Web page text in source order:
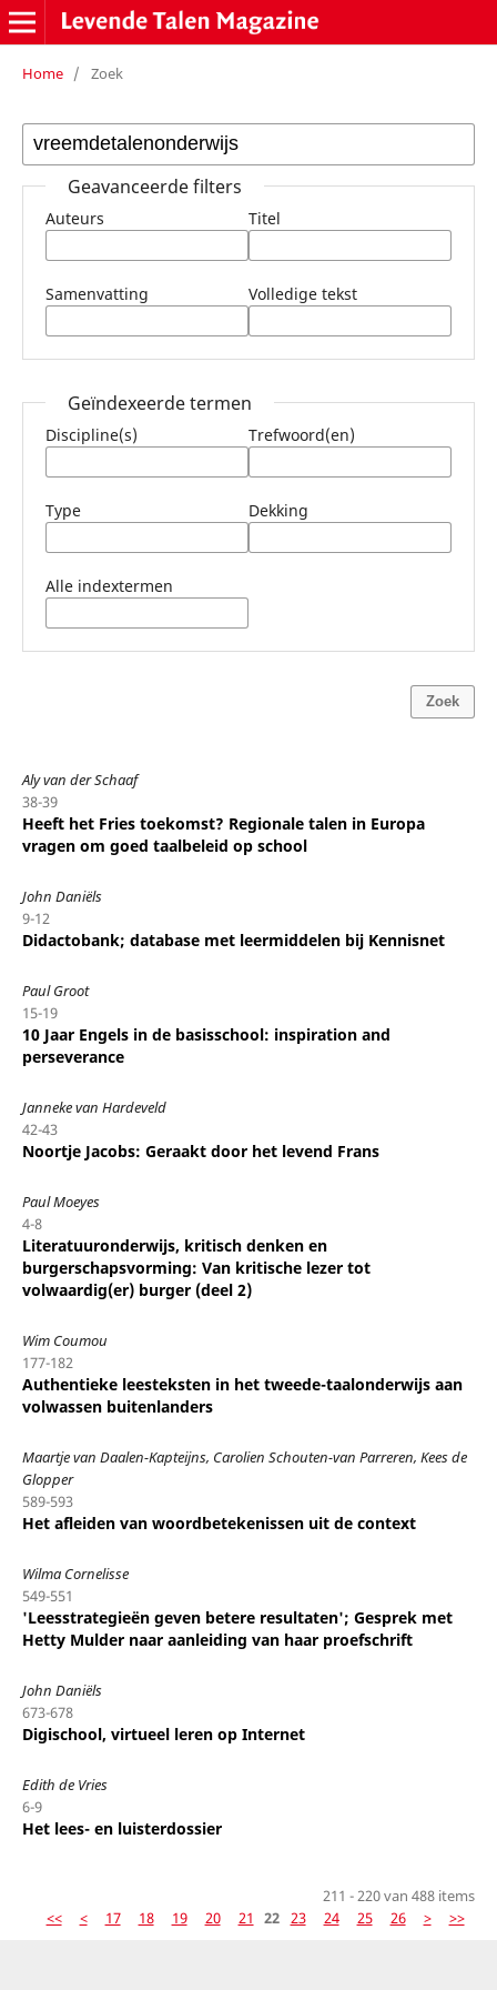
Home / Zoek
Geavanceerde filters
Auteurs Titel
Samenvatting Volledige tekst
Geïndexeerde termen
Discipline(s) Trefwoord(en)
Type Dekking
Alle indextermen
Zoek
Aly van der Schaaf
38-39
Heeft het Fries toekomst? Regionale talen in Europa
vragen om goed taalbeleid op school
John Daniëls
9-12
Didactobank; database met leermiddelen bij Kennisnet
Paul Groot
15-19
10 Jaar Engels in de basisschool: inspiration and
perseverance
Janneke van Hardeveld
42-43
Noortje Jacobs: Geraakt door het levend Frans
Paul Moeyes
4-8
Literatuuronderwijs, kritisch denken en
burgerschapsvorming: Van kritische lezer tot
volwaardig(er) burger (deel 2)
Wim Coumou
177-182
Authentieke leesteksten in het tweede-taalonderwijs aan
volwassen buitenlanders
Maartje van Daalen-Kapteijns, Carolien Schouten-van Parreren, Kees de
Glopper
589-593
Het afleiden van woordbetekenissen uit de context
Wilma Cornelisse
549-551
'Leesstrategieën geven betere resultaten'; Gesprek met
Hetty Mulder naar aanleiding van haar proefschrift
John Daniëls
673-678
Digischool, virtueel leren op Internet
Edith de Vries
6-9
Het lees- en luisterdossier
211 - 220 van 488 items
<<
< 17 18 19 20 21 22 23 24 25 26 > >>